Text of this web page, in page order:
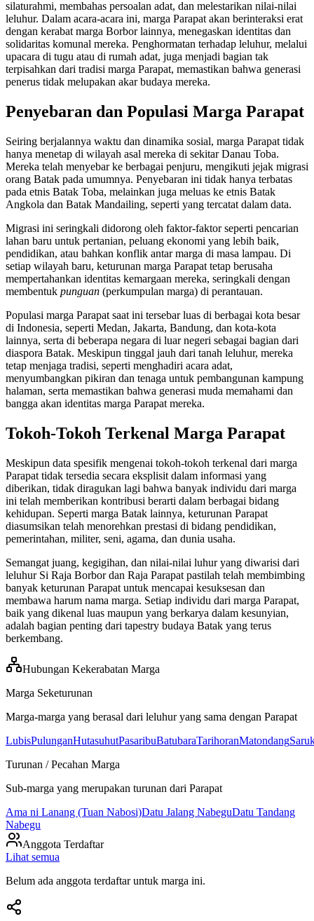
silaturahmi, membahas persoalan adat, dan melestarikan nilai-nilai
leluhur. Dalam acara-acara ini, marga Parapat akan berinteraksi erat
dengan kerabat marga Borbor lainnya, menegaskan identitas dan
solidaritas komunal mereka. Penghormatan terhadap leluhur, melalui
upacara di tugu atau di rumah adat, juga menjadi bagian tak
terpisahkan dari tradisi marga Parapat, memastikan bahwa generasi
penerus tidak melupakan akar budaya mereka.
Penyebaran dan Populasi Marga Parapat
Seiring berjalannya waktu dan dinamika sosial, marga Parapat tidak
hanya menetap di wilayah asal mereka di sekitar Danau Toba.
Mereka telah menyebar ke berbagai penjuru, mengikuti jejak migrasi
orang Batak pada umumnya. Penyebaran ini tidak hanya terbatas
pada etnis Batak Toba, melainkan juga meluas ke etnis Batak
Angkola dan Batak Mandailing, seperti yang tercatat dalam data.
Migrasi ini seringkali didorong oleh faktor-faktor seperti pencarian
lahan baru untuk pertanian, peluang ekonomi yang lebih baik,
pendidikan, atau bahkan konflik antar marga di masa lampau. Di
setiap wilayah baru, keturunan marga Parapat tetap berusaha
mempertahankan identitas kemargaan mereka, seringkali dengan
membentuk punguan (perkumpulan marga) di perantauan.
Populasi marga Parapat saat ini tersebar luas di berbagai kota besar
di Indonesia, seperti Medan, Jakarta, Bandung, dan kota-kota
lainnya, serta di beberapa negara di luar negeri sebagai bagian dari
diaspora Batak. Meskipun tinggal jauh dari tanah leluhur, mereka
tetap menjaga tradisi, seperti menghadiri acara adat,
menyumbangkan pikiran dan tenaga untuk pembangunan kampung
halaman, serta memastikan bahwa generasi muda memahami dan
bangga akan identitas marga Parapat mereka.
Tokoh-Tokoh Terkenal Marga Parapat
Meskipun data spesifik mengenai tokoh-tokoh terkenal dari marga
Parapat tidak tersedia secara eksplisit dalam informasi yang
diberikan, tidak diragukan lagi bahwa banyak individu dari marga
ini telah memberikan kontribusi berarti dalam berbagai bidang
kehidupan. Seperti marga Batak lainnya, keturunan Parapat
diasumsikan telah menorehkan prestasi di bidang pendidikan,
pemerintahan, militer, seni, agama, dan dunia usaha.
Semangat juang, kegigihan, dan nilai-nilai luhur yang diwarisi dari
leluhur Si Raja Borbor dan Raja Parapat pastilah telah membimbing
banyak keturunan Parapat untuk mencapai kesuksesan dan
membawa harum nama marga. Setiap individu dari marga Parapat,
baik yang dikenal luas maupun yang berkarya dalam kesunyian,
adalah bagian penting dari tapestry budaya Batak yang terus
berkembang.
Hubungan Kekerabatan Marga
Marga Seketurunan
Marga-marga yang berasal dari leluhur yang sama dengan Parapat
LubisPulunganHutasuhutPasaribuBatubaraTarihoranMatondang
Turunan / Pecahan Marga
Sub-marga yang merupakan turunan dari Parapat
Ama ni Lanang (Tuan Nabosi)Datu Jalang NabeguDatu Tandang
Nabegu
Anggota Terdaftar
Lihat semua
Belum ada anggota terdaftar untuk marga ini.